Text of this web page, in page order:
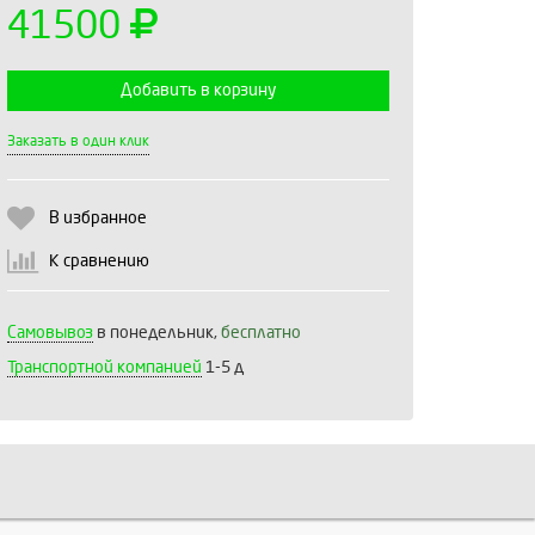
41500
Добавить в корзину
Заказать в один клик
В избранное
К сравнению
Самовывоз в понедельник, бесплатно
Транспортной компанией 1-5 д